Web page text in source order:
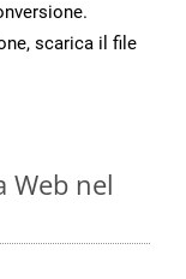
scarica il file
Web nel